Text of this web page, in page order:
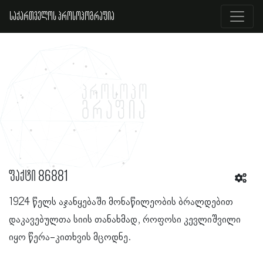
საქართველოს პროსოპოგრაფია
ფაქტი 86881
1924 წელს აჯანყებაში მონაწილეობის ბრალდებით
დაკავებულთა სიის თანახმად, როფოსი კევლიშვილი
იყო წერა-კითხვის მცოდნე.